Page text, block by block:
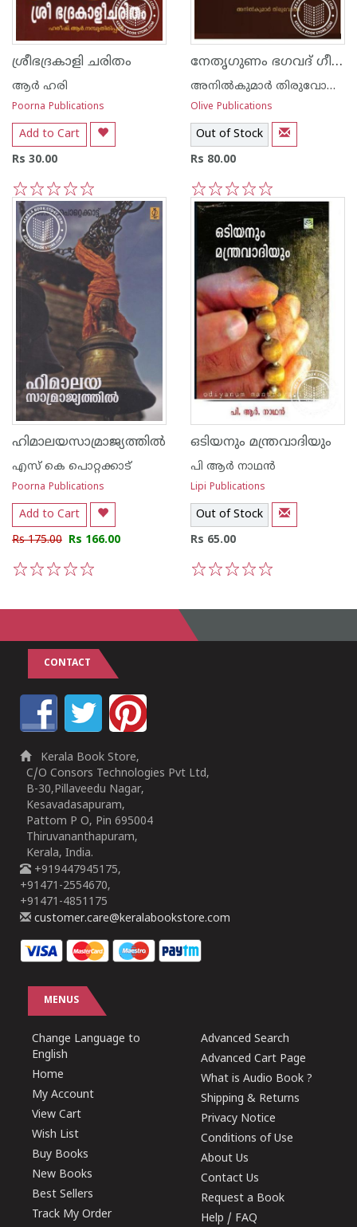
ശ്രീഭദ്രകാളി ചരിതം
ആര്‍ ഹരി
Poorna Publications
Add to Cart
Rs 30.00
5
4
3
2
1
നേതൃഗുണം ഭഗവദ് ഗീതയില്‍
അനില്‍കുമാര്‍ തിരുവോത്ത്
Olive Publications
Out of Stock
Rs 80.00
5
4
3
2
1
ഹിമാലയസാമ്രാജ്യത്തില്‍
എസ്‌ കെ പൊറ്റക്കാട്‌
Poorna Publications
Add to Cart
Rs 175.00 Rs 166.00
ഒടിയനും മന്ത്രവാദിയും
പി ആര്‍ നാഥന്‍
Lipi Publications
Out of Stock
Rs 65.00
CONTACT
Kerala Book Store,
C/O Consors Technologies Pvt Ltd,
B-30,Pillaveedu Nagar,
Kesavadasapuram,
Pattom P O, Pin 695004
Thiruvananthapuram,
Kerala, India.
+919447945175,
+91471-2554670,
+91471-4851175
customer.care@keralabookstore.com
MENUS
Change Language to
English
Home
My Account
View Cart
Wish List
Buy Books
New Books
Best Sellers
Track My Order
Advanced Search
Advanced Cart Page
What is Audio Book ?
Shipping & Returns
Privacy Notice
Conditions of Use
About Us
Contact Us
Request a Book
Help / FAQ